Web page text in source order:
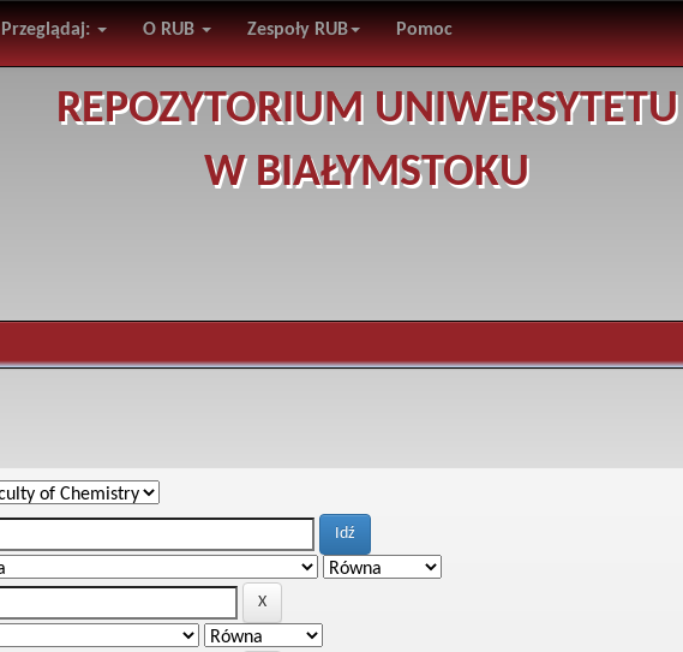
Przeglądaj: O RUB Zespoły RUB Pomoc
REPOZYTORIUM UNIWERSYTETU
W BIAŁYMSTOKU